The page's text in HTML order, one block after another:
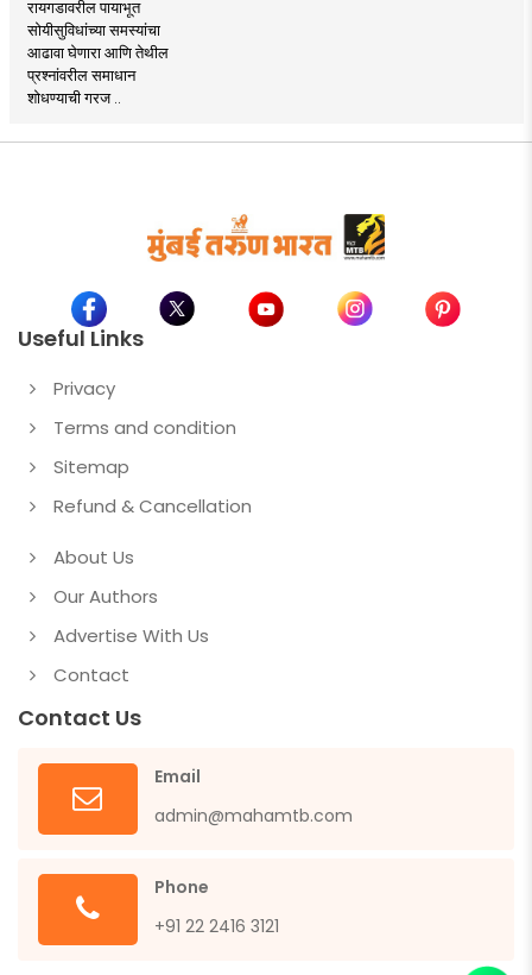
रायगडावरील पायाभूत
सोयीसुविधांच्या समस्यांचा
आढावा घेणारा आणि तेथील
प्रश्नांवरील समाधान
शोधण्याची गरज ..
Useful Links
Privacy
Terms and condition
Sitemap
Refund & Cancellation
About Us
Our Authors
Advertise With Us
Contact
Contact Us
Email
admin@mahamtb.com
Phone
+91 22 2416 3121